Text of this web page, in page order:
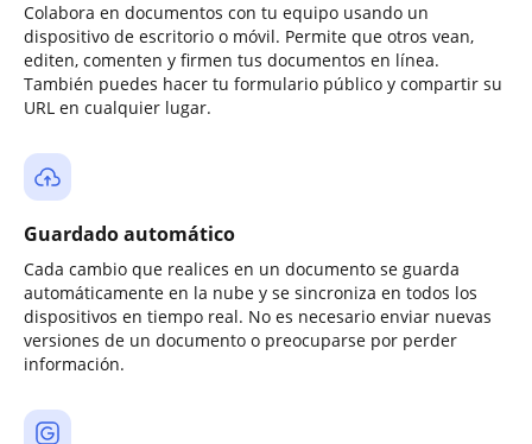
Colabora en documentos con tu equipo usando un
dispositivo de escritorio o móvil. Permite que otros vean,
editen, comenten y firmen tus documentos en línea.
También puedes hacer tu formulario público y compartir su
URL en cualquier lugar.
Guardado automático
Cada cambio que realices en un documento se guarda
automáticamente en la nube y se sincroniza en todos los
dispositivos en tiempo real. No es necesario enviar nuevas
versiones de un documento o preocuparse por perder
información.